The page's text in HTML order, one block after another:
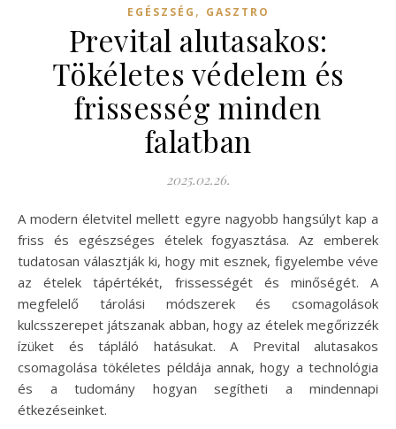
EGÉSZSÉG , GASZTRO
Prevital alutasakos:
Tökéletes védelem és
frissesség minden
falatban
2025.02.26.
A modern életvitel mellett egyre nagyobb hangsúlyt kap a
friss és egészséges ételek fogyasztása. Az emberek
tudatosan választják ki, hogy mit esznek, figyelembe véve
az ételek tápértékét, frissességét és minőségét. A
megfelelő tárolási módszerek és csomagolások
kulcsszerepet játszanak abban, hogy az ételek megőrizzék
ízüket és tápláló hatásukat. A Prevital alutasakos
csomagolása tökéletes példája annak, hogy a technológia
és a tudomány hogyan segítheti a mindennapi
étkezéseinket.